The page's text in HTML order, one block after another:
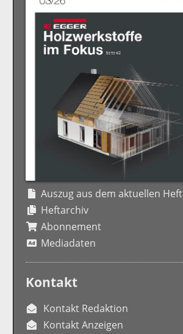
Auszug aus dem aktuellen Heft
Heftarchiv
Abonnement
Mediadaten
Kontakt
Kontakt Redaktion
Kontakt Anzeigen